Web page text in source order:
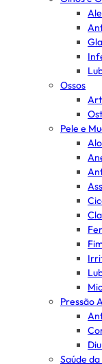
Ossos
Pele e
Pressão
Saúde